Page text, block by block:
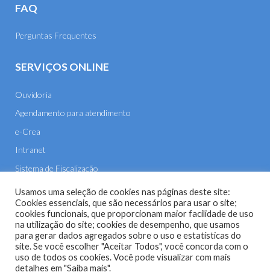
FAQ
Perguntas Frequentes
SERVIÇOS ONLINE
Ouvidoria
Agendamento para atendimento
e-Crea
Intranet
Sistema de Fiscalização
E-mail
Site do Conselho Regional de Engenharia e Agronomia de
Usamos uma seleção de cookies nas páginas deste site:
Cookies essenciais, que são necessários para usar o site;
cookies funcionais, que proporcionam maior facilidade de uso
na utilização do site; cookies de desempenho, que usamos
para gerar dados agregados sobre o uso e estatísticas do
site. Se você escolher "Aceitar Todos", você concorda com o
uso de todos os cookies. Você pode visualizar com mais
detalhes em "Saiba mais".